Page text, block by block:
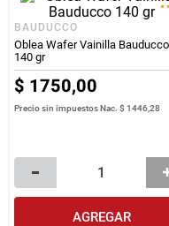
BAUDUCCO
Oblea Wafer Vainilla Bauducco
140 gr
$ 1750,00
Precio sin impuestos Nac.$ 1446,28
AGREGAR